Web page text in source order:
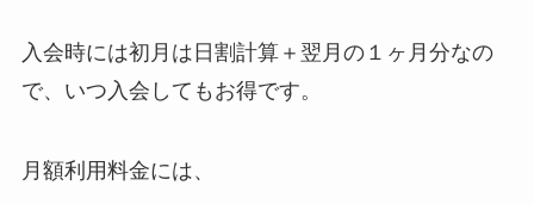
入会時には初月は日割計算＋翌月の１ヶ月分なの
で、いつ入会してもお得です。
月額利用料金には、